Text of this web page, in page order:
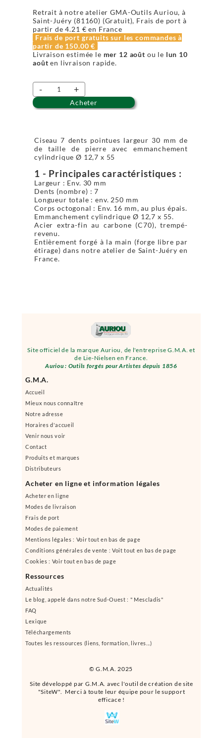
© G.M.A. 2025
Site officiel de la marque Auriou, de l'entreprise G.M.A. et
de Lie-Nielsen en France.
Auriou : Outils forgés pour Artistes depuis 1856
Site développé par G.M.A. avec l'outil de création de site
"SiteW". Merci à toute leur équipe pour le support
efficace !
G.M.A.
Accueil
Mieux nous connaître
Notre adresse
Horaires d'accueil
Venir nous voir
Contact
Produits et marques
Distributeurs
Acheter en ligne et information légales
Acheter en ligne
Modes de livraison
Frais de port
Modes de paiement
Mentions légales : Voir tout en bas de page
Conditions générales de vente : Voit tout en bas de page
Cookies : Voir tout en bas de page
Ressources
Actualités
Le blog, appelé dans notre Sud-Ouest : " Mescladis"
FAQ
Lexique
Téléchargements
Toutes les ressources (liens, formation, livres...)
Retrait à notre atelier GMA-Outils Auriou, à
Saint-Juéry (81160) (Gratuit), Frais de port à
partir de4.21 € en France
Frais de port gratuits sur les commandes à
partir de 150.00 €
Livraison estimée le mer 12 août ou le lun 10
août en livraison rapide.
- +
Acheter
Ciseau 7 dents pointues largeur 30 mm de
de taille de pierre avec emmanchement
cylindrique Ø 12,7 x 55
1 - Principales caractéristiques :
Largeur : Env. 30 mm
Dents (nombre) : 7
Longueur totale : env. 250 mm
Corps octogonal : Env. 16 mm, au plus épais.
Emmanchement cylindrique Ø 12,7 x 55.
Acier extra-fin au carbone (C70), trempé-
revenu.
Entièrement forgé à la main (forge libre par
étirage) dans notre atelier de Saint-Juéry en
France.